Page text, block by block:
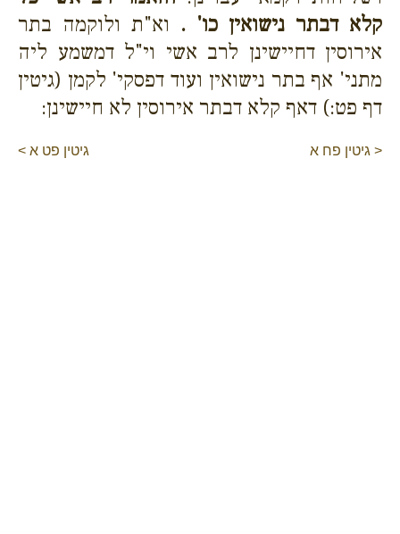
קלא דבתר נישואין כו' . וא"ת ולוקמה בתר
אירוסין דחיישינן לרב אשי וי"ל דמשמע ליה
מתני' אף בתר נישואין ועוד דפסקי' לקמן (גיטין
דף פט:) דאף קלא דבתר אירוסין לא חיישינן:
< גיטין פח א גיטין פט א >